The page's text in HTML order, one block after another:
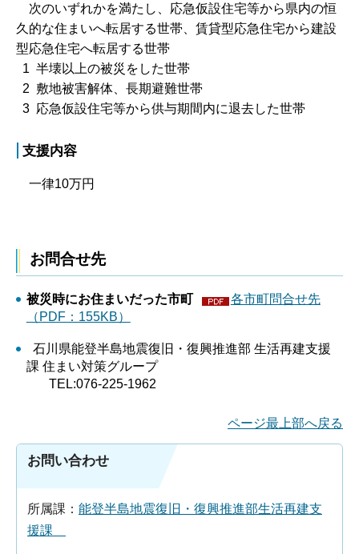
次のいずれかを満たし、応急仮設住宅等から県内の恒
久的な住まいへ転居する世帯、賃貸型応急住宅から建設
型応急住宅へ転居する世帯
1 半壊以上の被災をした世帯
2 敷地被害解体、長期避難世帯
3 応急仮設住宅等から供与期間内に退去した世帯
支援内容
一律10万円
お問合せ先
被災時にお住まいだった市町
各市町問合せ先
（PDF：155KB）
石川県能登半島地震復旧・復興推進部 生活再建支援
課 住まい対策グループ
TEL:076-225-1962
ページ最上部へ戻る
お問い合わせ
所属課： 能登半島地震復旧・復興推進部生活再建支
援課